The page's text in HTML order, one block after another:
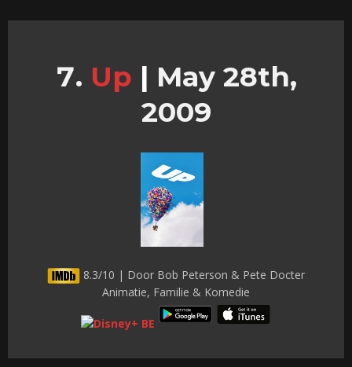
Up | May 28th,
2009
8.3/10 | Door Bob Peterson & Pete Docter
Animatie, Familie & Komedie